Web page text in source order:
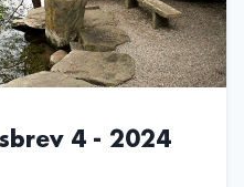
4 - 2024